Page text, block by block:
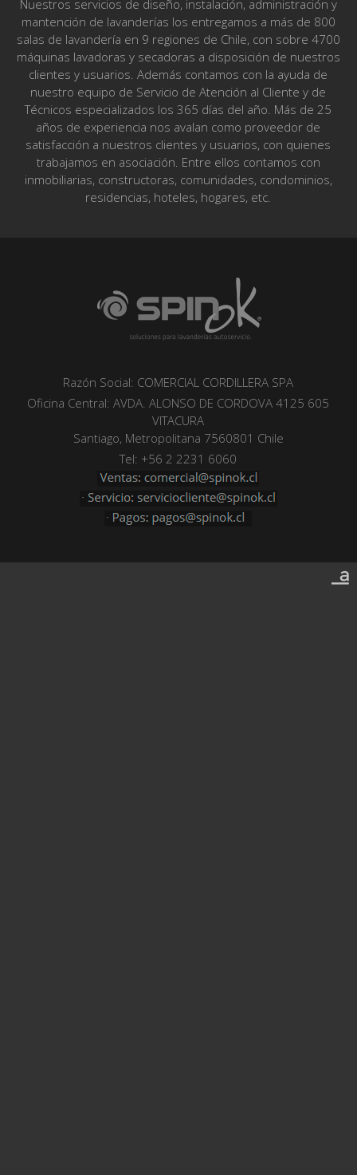
Nuestros servicios de diseño, instalación, administración y
mantención de lavanderías los entregamos a más de 800
salas de lavandería en 9 regiones de Chile, con sobre 4700
máquinas lavadoras y secadoras a disposición de nuestros
clientes y usuarios. Además contamos con la ayuda de
nuestro equipo de Servicio de Atención al Cliente y de
Técnicos especializados los 365 días del año. Más de 25
años de experiencia nos avalan como proveedor de
satisfacción a nuestros clientes y usuarios, con quienes
trabajamos en asociación. Entre ellos contamos con
inmobiliarias, constructoras, comunidades, condominios,
residencias, hoteles, hogares, etc.
Razón Social: COMERCIAL CORDILLERA SPA
Oficina Central:AVDA. ALONSO DE CORDOVA 4125 605
VITACURA
Santiago, Metropolitana 7560801 Chile
Tel: +56 2 2231 6060